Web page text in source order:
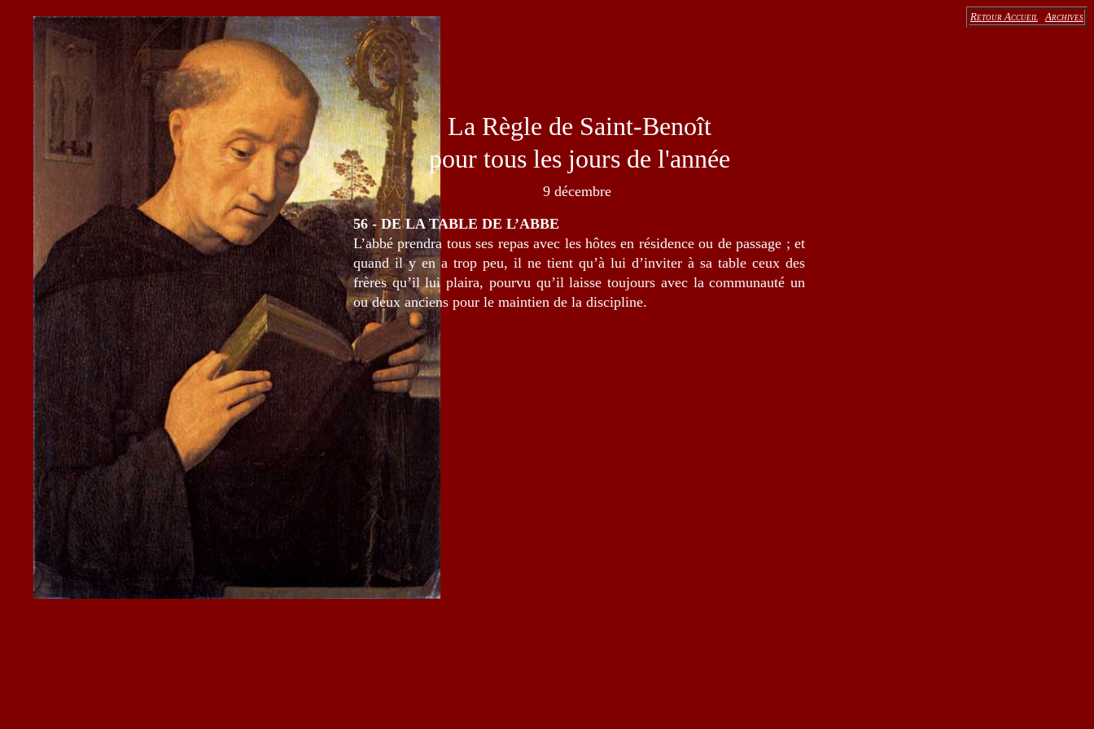
Retour Accueil Archives
La Règle de Saint-Benoît
pour tous les jours de l'année
9 décembre
56 - DE LA TABLE DE L’ABBE
L’abbé prendra tous ses repas avec les hôtes en résidence ou de passage ; et
quand il y en a trop peu, il ne tient qu’à lui d’inviter à sa table ceux des
frères qu’il lui plaira, pourvu qu’il laisse toujours avec la communauté un
ou deux anciens pour le maintien de la discipline.